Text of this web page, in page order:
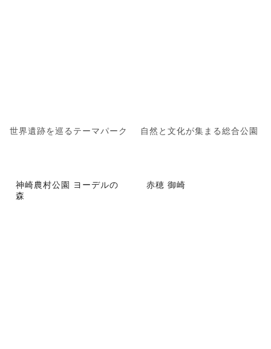
世界遺跡を巡るテーマパーク 自然と文化が集まる総合公園
神崎農村公園 ヨーデルの
森
赤穂 御崎